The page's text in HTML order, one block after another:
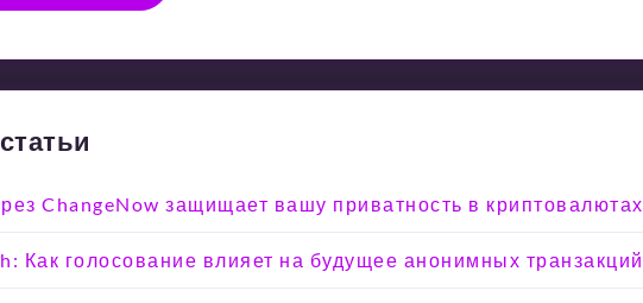
ChangeNow защищает вашу приватность в криптовалютах
Как голосование влияет на будущее анонимных транзакций